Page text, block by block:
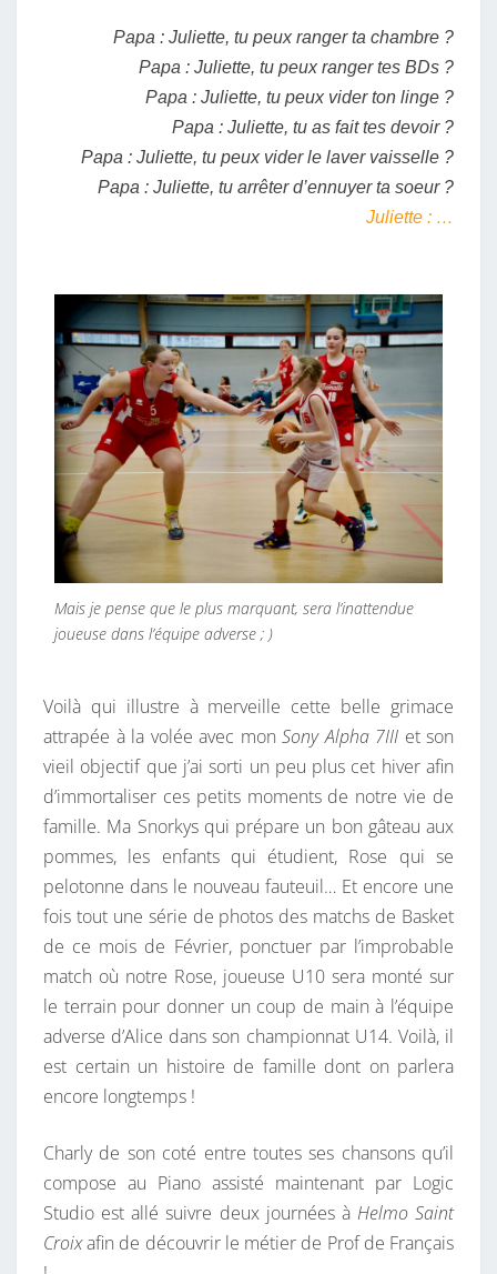
O
U
S
?
Papa : Juliette, tu peux ranger ta chambre ?
Papa : Juliette, tu peux ranger tes BDs ?
Papa : Juliette, tu peux vider ton linge ?
Papa : Juliette, tu as fait tes devoir ?
Papa : Juliette, tu peux vider le laver vaisselle ?
Papa : Juliette, tu arrêter d’ennuyer ta soeur ?
Juliette : …
Mais je pense que le plus marquant, sera l’inattendue
joueuse dans l’équipe adverse ; )
Voilà qui illustre à merveille cette belle grimace
attrapée à la volée avec mon Sony Alpha 7III et son
vieil objectif que j’ai sorti un peu plus cet hiver afin
d’immortaliser ces petits moments de notre vie de
famille. Ma Snorkys qui prépare un bon gâteau aux
pommes, les enfants qui étudient, Rose qui se
pelotonne dans le nouveau fauteuil… Et encore une
fois tout une série de photos des matchs de Basket
de ce mois de Février, ponctuer par l’improbable
match où notre Rose, joueuse U10 sera monté sur
le terrain pour donner un coup de main à l’équipe
adverse d’Alice dans son championnat U14. Voilà, il
est certain un histoire de famille dont on parlera
encore longtemps !
Charly de son coté entre toutes ses chansons qu’il
compose au Piano assisté maintenant par Logic
Studio est allé suivre deux journées à Helmo Saint
Croixafin de découvrir le métier de Prof de Français